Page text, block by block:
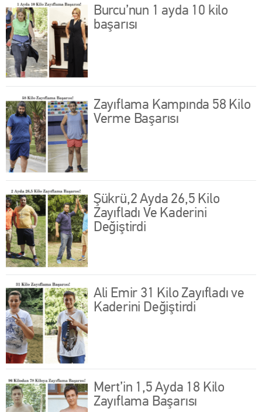
Burcu’nun 1 ayda 10 kilo
başarısı
Zayıflama Kampında 58 Kilo
Verme Başarısı
Şükrü,2 Ayda 26,5 Kilo
Zayıfladı Ve Kaderini
Değiştirdi
Ali Emir 31 Kilo Zayıfladı ve
Kaderini Değiştirdi
Mert’in 1,5 Ayda 18 Kilo
Zayıflama Başarısı